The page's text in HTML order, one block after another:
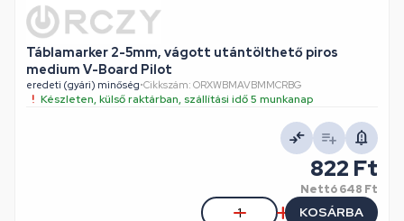
Táblamarker 2-5mm, vágott utántölthető piros
medium V-Board Pilot
eredeti (gyári) minőség•Cikkszám: ORXWBMAVBMMCRBG
Készleten, külső raktárban, szállítási idő 5 munkanap
822 Ft
Nettó648 Ft
KOSÁRBA